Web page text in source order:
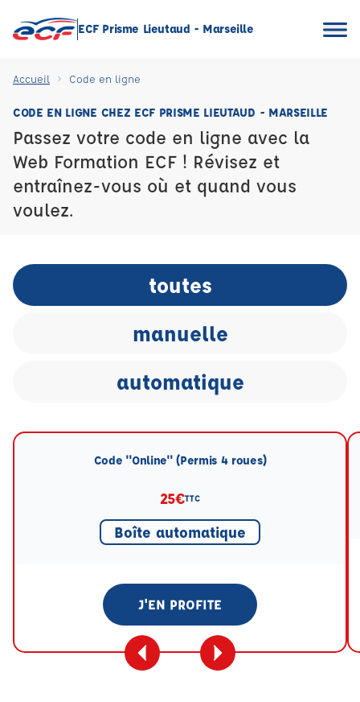
ECF Prisme Lieutaud - Marseille
Accueil Code en ligne
CODE EN LIGNE CHEZ ECF PRISME LIEUTAUD - MARSEILLE
Passez votre code en ligne avec la
Web Formation ECF ! Révisez et
entraînez-vous où et quand vous
voulez.
toutes
manuelle
automatique
Code "Online" (Permis 4 roues)
25€TTC
Boîte automatique
J'EN PROFITE